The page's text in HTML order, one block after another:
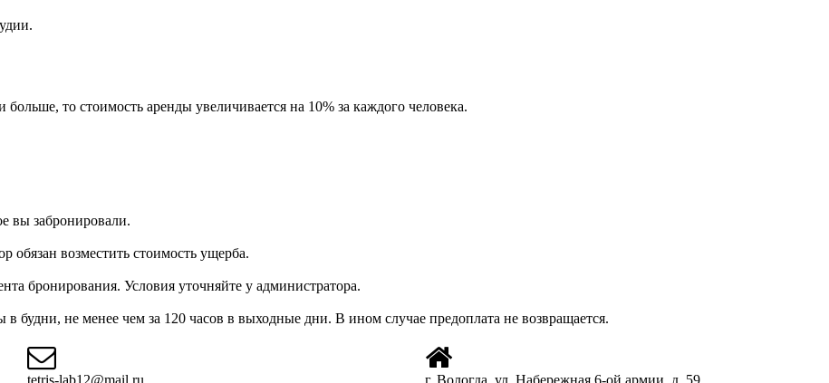
то стоимость аренды увеличивается на 10% за каждого человека.
вы забронировали.
обязан возместить стоимость ущерба.
бронирования. Условия уточняйте у администратора.
будни, не менее чем за 120 часов в выходные дни. В ином случае предоплата не возвращается.